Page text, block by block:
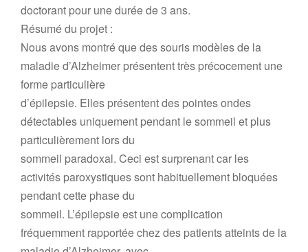
doctorant pour une durée de 3 ans.
Résumé du projet :
Nous avons montré que des souris modèles de la
maladie d’Alzheimer présentent très précocement une
forme particulière
d’épilepsie. Elles présentent des pointes ondes
détectables uniquement pendant le sommeil et plus
particulièrement lors du
sommeil paradoxal. Ceci est surprenant car les
activités paroxystiques sont habituellement bloquées
pendant cette phase du
sommeil. L’épilepsie est une complication
fréquemment rapportée chez des patients atteints de la